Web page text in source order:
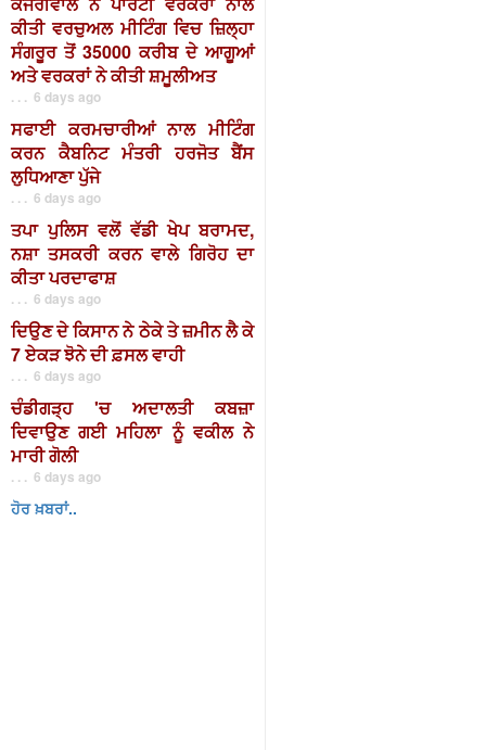
ਕੀਤੀ ਵਰਚੁਅਲ ਮੀਟਿੰਗ ਵਿਚ ਜ਼ਿਲ੍ਹਾ
ਸੰਗਰੂਰ ਤੋਂ 35000 ਕਰੀਬ ਦੇ ਆਗੂਆਂ
ਅਤੇ ਵਰਕਰਾਂ ਨੇ ਕੀਤੀ ਸ਼ਮੂਲੀਅਤ
. . . 6 days ago
ਸਫਾਈ ਕਰਮਚਾਰੀਆਂ ਨਾਲ ਮੀਟਿੰਗ
ਕਰਨ ਕੈਬਨਿਟ ਮੰਤਰੀ ਹਰਜੋਤ ਬੈਂਸ
ਲੁਧਿਆਣਾ ਪੁੱਜੇ
. . . 6 days ago
ਤਪਾ ਪੁਲਿਸ ਵਲੋਂ ਵੱਡੀ ਖੇਪ ਬਰਾਮਦ,
ਨਸ਼ਾ ਤਸਕਰੀ ਕਰਨ ਵਾਲੇ ਗਿਰੋਹ ਦਾ
ਕੀਤਾ ਪਰਦਾਫਾਸ਼
. . . 6 days ago
ਦਿਉਣ ਦੇ ਕਿਸਾਨ ਨੇ ਠੇਕੇ ਤੇ ਜ਼ਮੀਨ ਲੈ ਕੇ
7 ਏਕੜ ਝੋਨੇ ਦੀ ਫ਼ਸਲ ਵਾਹੀ
. . . 6 days ago
ਚੰਡੀਗੜ੍ਹ 'ਚ ਅਦਾਲਤੀ ਕਬਜ਼ਾ
ਦਿਵਾਉਣ ਗਈ ਮਹਿਲਾ ਨੂੰ ਵਕੀਲ ਨੇ
ਮਾਰੀ ਗੋਲੀ
. . . 6 days ago
ਹੋਰ ਖ਼ਬਰਾਂ..